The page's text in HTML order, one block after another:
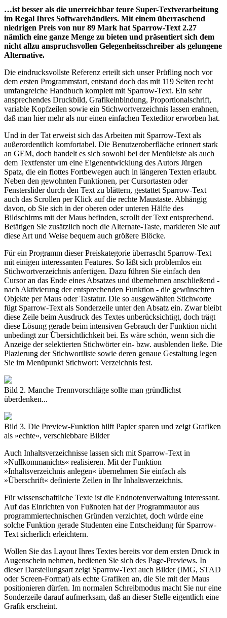
…ist besser als die unerreichbar teure Super-Textverarbeitung
im Regal Ihres Softwarehändlers. Mit einem überraschend
niedrigen Preis von nur 89 Mark hat Sparrow-Text 2.27
nämlich eine ganze Menge zu bieten und präsentiert sich dem
nicht allzu anspruchsvollen Gelegenheitsschreiber als gelungene
Alternative.
Die eindrucksvollste Referenz erteilt sich unser Prüfling noch vor
dem ersten Programmstart, entstand doch das mit 119 Seiten recht
umfangreiche Handbuch komplett mit Sparrow-Text. Ein sehr
ansprechendes Druckbild, Grafikeinbindung, Proportionalschrift,
variable Kopfzeilen sowie ein Stichwortverzeichnis lassen erahnen,
daß man hier mehr als nur einen einfachen Texteditor erworben hat.
Und in der Tat erweist sich das Arbeiten mit Sparrow-Text als
außerordentlich komfortabel. Die Benutzeroberfläche erinnert stark
an GEM, doch handelt es sich sowohl bei der Menüleiste als auch
dem Textfenster um eine Eigenentwicklung des Autors Jürgen
Spatz, die ein flottes Fortbewegen auch in längeren Texten erlaubt.
Neben den gewohnten Funktionen, per Cursortasten oder
Fensterslider durch den Text zu blättern, gestattet Sparrow-Text
auch das Scrollen per Klick auf die rechte Maustaste. Abhängig
davon, ob Sie sich in der oberen oder unteren Hälfte des
Bildschirms mit der Maus befinden, scrollt der Text entsprechend.
Betätigen Sie zusätzlich noch die Alternate-Taste, markieren Sie auf
diese Art und Weise bequem auch größere Blöcke.
Für ein Programm dieser Preiskategorie überrascht Sparrow-Text
mit einigen interessanten Features. So läßt sich problemlos ein
Stichwortverzeichnis anfertigen. Dazu führen Sie einfach den
Cursor an das Ende eines Absatzes und übernehmen anschließend -
nach Aktivierung der entsprechenden Funktion - die gewünschten
Objekte per Maus oder Tastatur. Die so ausgewählten Stichworte
fügt Sparrow-Text als Sonderzeile unter den Absatz ein. Zwar bleibt
diese Zeile beim Ausdruck des Textes unberücksichtigt, doch trägt
diese Lösung gerade beim intensiven Gebrauch der Funktion nicht
unbedingt zur Übersichtlichkeit bei. Es wäre schön, wenn sich die
Anzeige der selektierten Stichwörter ein- bzw. ausblenden ließe. Die
Plazierung der Stichwortliste sowie deren genaue Gestaltung legen
Sie im Menüpunkt Stichwort: Verzeichnis fest.
Bild 2. Manche Trennvorschläge sollte man gründlichst
überdenken...
Bild 3. Die Preview-Funktion hilft Papier sparen und zeigt Grafiken
als »echte«, verschiebbare Bilder
Auch Inhaltsverzeichnisse lassen sich mit Sparrow-Text in
»Nullkommanichts« realisieren. Mit der Funktion
»Inhaltsverzeichnis anlegen« übernehmen Sie einfach als
»Überschrift« definierte Zeilen in Ihr Inhaltsverzeichnis.
Für wissenschaftliche Texte ist die Endnotenverwaltung interessant.
Auf das Einrichten von Fußnoten hat der Programmautor aus
programmiertechnischen Gründen verzichtet, doch würde eine
solche Funktion gerade Studenten eine Entscheidung für Sparrow-
Text sicherlich erleichtern.
Wollen Sie das Layout Ihres Textes bereits vor dem ersten Druck in
Augenschein nehmen, bedienen Sie sich des Page-Previews. In
dieser Darstellungsart zeigt Sparrow-Text auch Bilder (IMG, STAD
oder Screen-Format) als echte Grafiken an, die Sie mit der Maus
positionieren dürfen. Im normalen Schreibmodus macht Sie nur eine
Sonderzeile darauf aufmerksam, daß an dieser Stelle eigentlich eine
Grafik erscheint.